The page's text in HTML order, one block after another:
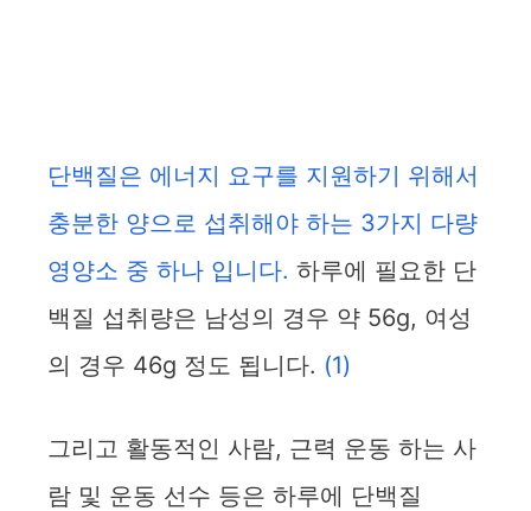
단백질은 에너지 요구를 지원하기 위해서
충분한 양으로 섭취해야 하는 3가지 다량
영양소 중 하나 입니다. 하루에 필요한 단
백질 섭취량은 남성의 경우 약 56g, 여성
의 경우 46g 정도 됩니다. (1)
그리고 활동적인 사람, 근력 운동 하는 사
람 및 운동 선수 등은 하루에 단백질